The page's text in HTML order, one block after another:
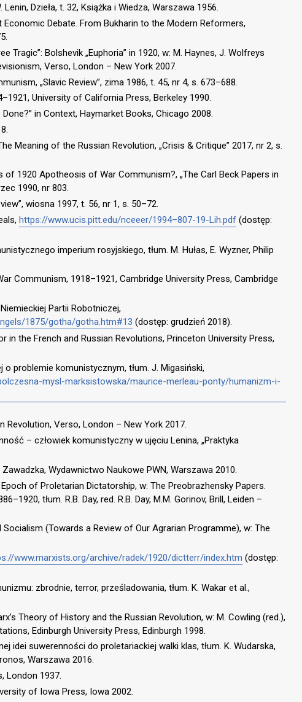
Dzieła, t. 32, Książka i Wiedza, Warszawa 1956.
Debate. From Bukharin to the Modern Reformers,
Tragic”: Bolshevik „Euphoria” in 1920, w: M. Haynes, J. Wolfreys
Verso, London – New York 2007.
„Slavic Review”, zima 1986, t. 45, nr 4, s. 673–688.
University of California Press, Berkeley 1990.
in Context, Haymarket Books, Chicago 2008.
Meaning of the Russian Revolution, „Crisis & Critique” 2017, nr 2, s.
of 1920 Apotheosis of War Communism?, „The Carl Beck Papers in
1990, nr 803.
wiosna 1997, t. 56, nr 1, s. 50–72.
https://www.ucis.pitt.edu/nceeer/1994–807-19-Lih.pdf (dostęp:
imperium rosyjskiego, tłum. M. Hułas, E. Wyzner, Philip
Communism, 1918–1921, Cambridge University Press, Cambridge
Partii Robotniczej,
1875/gotha/gotha.htm#13 (dostęp: grudzień 2018).
in the French and Russian Revolutions, Princeton University Press,
o problemie komunistycznym, tłum. J. Migasiński,
mysl-marksistowska/maurice-merleau-ponty/humanizm-i-
Revolution, Verso, London – New York 2017.
– człowiek komunistyczny w ujęciu Lenina, „Praktyka
Wydawnictwo Naukowe PWN, Warszawa 2010.
of Proletarian Dictatorship, w: The Preobrazhensky Papers.
tłum. R.B. Day, red. R.B. Day, M.M. Gorinov, Brill, Leiden –
Socialism (Towards a Review of Our Agrarian Programme), w: The
www.marxists.org/archive/radek/1920/dictterr/index.htm (dostęp:
zbrodnie, terror, prześladowania, tłum. K. Wakar et al.,
Theory of History and the Russian Revolution, w: M. Cowling (red.),
Edinburgh University Press, Edinburgh 1998.
idei suwerenności do proletariackiej walki klas, tłum. K. Wudarska,
Warszawa 2016.
London 1937.
of Iowa Press, Iowa 2002.